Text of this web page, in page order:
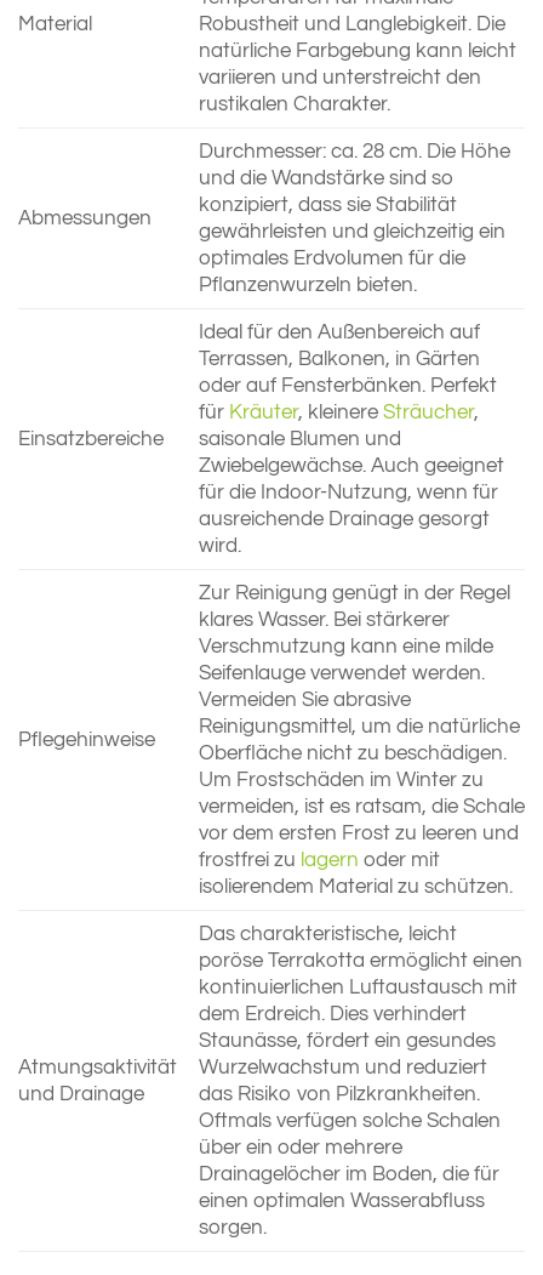
Material
Robustheit und Langlebigkeit. Die
natürliche Farbgebung kann leicht
variieren und unterstreicht den
rustikalen Charakter.
Abmessungen
Durchmesser: ca. 28 cm. Die Höhe
und die Wandstärke sind so
konzipiert, dass sie Stabilität
gewährleisten und gleichzeitig ein
optimales Erdvolumen für die
Pflanzenwurzeln bieten.
Einsatzbereiche
Ideal für den Außenbereich auf
Terrassen, Balkonen, in Gärten
oder auf Fensterbänken. Perfekt
für Kräuter, kleinere Sträucher,
saisonale Blumen und
Zwiebelgewächse. Auch geeignet
für die Indoor-Nutzung, wenn für
ausreichende Drainage gesorgt
wird.
Pflegehinweise
Zur Reinigung genügt in der Regel
klares Wasser. Bei stärkerer
Verschmutzung kann eine milde
Seifenlauge verwendet werden.
Vermeiden Sie abrasive
Reinigungsmittel, um die natürliche
Oberfläche nicht zu beschädigen.
Um Frostschäden im Winter zu
vermeiden, ist es ratsam, die Schale
vor dem ersten Frost zu leeren und
frostfrei zu lagern oder mit
isolierendem Material zu schützen.
Atmungsaktivität
und Drainage
Das charakteristische, leicht
poröse Terrakotta ermöglicht einen
kontinuierlichen Luftaustausch mit
dem Erdreich. Dies verhindert
Staunässe, fördert ein gesundes
Wurzelwachstum und reduziert
das Risiko von Pilzkrankheiten.
Oftmals verfügen solche Schalen
über ein oder mehrere
Drainagelöcher im Boden, die für
einen optimalen Wasserabfluss
sorgen.